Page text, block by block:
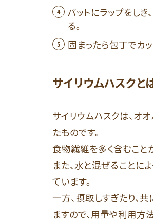
バットにラップをし
る。
固まったら包丁でカ
サイリウムハスクと
サイリウムハスクは、オ
たものです。
食物繊維を多く含むこと
また、水と混ぜることに
ています。
一方、摂取しすぎたり、
ますので、用量や利用方